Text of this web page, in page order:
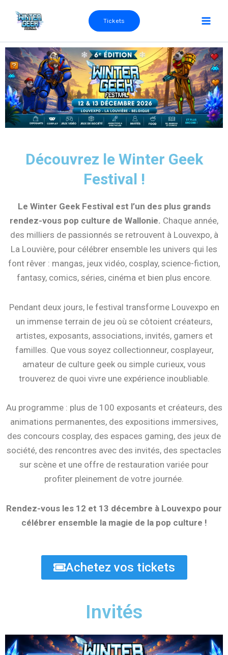
Tickets
Découvrez le Winter Geek
Festival !
Le Winter Geek Festival est l’un des plus grands
rendez-vous pop culture de Wallonie. Chaque année,
des milliers de passionnés se retrouvent à Louvexpo, à
La Louvière, pour célébrer ensemble les univers qui les
font rêver : mangas, jeux vidéo, cosplay, science-fiction,
fantasy, comics, séries, cinéma et bien plus encore.
Pendant deux jours, le festival transforme Louvexpo en
un immense terrain de jeu où se côtoient créateurs,
artistes, exposants, associations, invités, gamers et
familles. Que vous soyez collectionneur, cosplayeur,
amateur de culture geek ou simple curieux, vous
trouverez de quoi vivre une expérience inoubliable.
Au programme : plus de 100 exposants et créateurs, des
animations permanentes, des expositions immersives,
des concours cosplay, des espaces gaming, des jeux de
société, des rencontres avec des invités, des spectacles
sur scène et une offre de restauration variée pour
profiter pleinement de votre journée.
Rendez-vous les 12 et 13 décembre à Louvexpo pour
célébrer ensemble la magie de la pop culture !
Achetez vos tickets
Invités